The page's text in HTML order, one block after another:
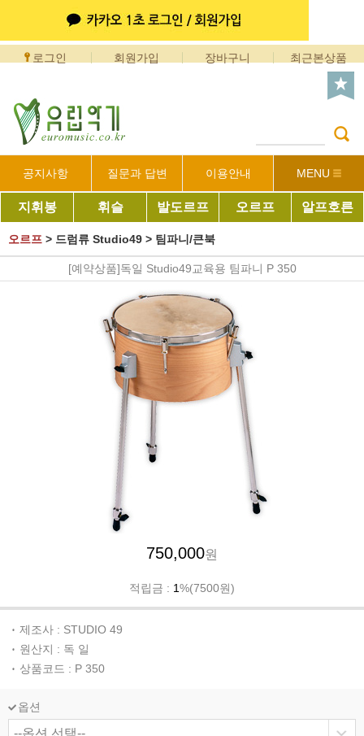
로그인 회원가입 장바구니 최근본상품
공지사항 질문과 답변 이용안내 MENU
지휘봉 휘슬 발도르프 오르프 알프호른
오르프 > 드럼류 Studio49 > 팀파니/큰북
[예약상품]독일 Studio49교육용 팀파니 P 350
750,000원
적립금 : 1%(7500원)
제조사 : STUDIO 49
원산지 : 독 일
상품코드 : P 350
옵션